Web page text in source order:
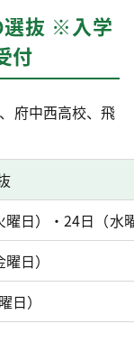
選抜 ※入学
付
府中西高校、飛
日）・24日（水
日）
日）